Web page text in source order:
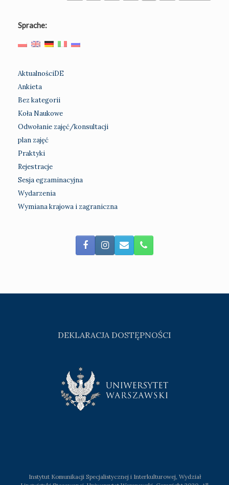
Sprache:
AktualnościDE
Ankieta
Bez kategorii
Koła Naukowe
Odwołanie zajęć/konsultacji
plan zajęć
Praktyki
Rejestracje
Sesja egzaminacyjna
Wydarzenia
Wymiana krajowa i zagraniczna
DEKLARACJA DOSTĘPNOŚCI
Instytut Komunikacji Specjalistycznej i Interkulturowej, Wydział